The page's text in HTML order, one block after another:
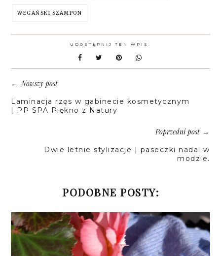
WEGAŃSKI SZAMPON
UDOSTĘPNIJ TEN WPIS:
← Nowszy post
Laminacja rzęs w gabinecie kosmetycznym
| PP SPA Piękno z Natury
Poprzedni post→
Dwie letnie stylizacje | paseczki nadal w
modzie.
PODOBNE POSTY: